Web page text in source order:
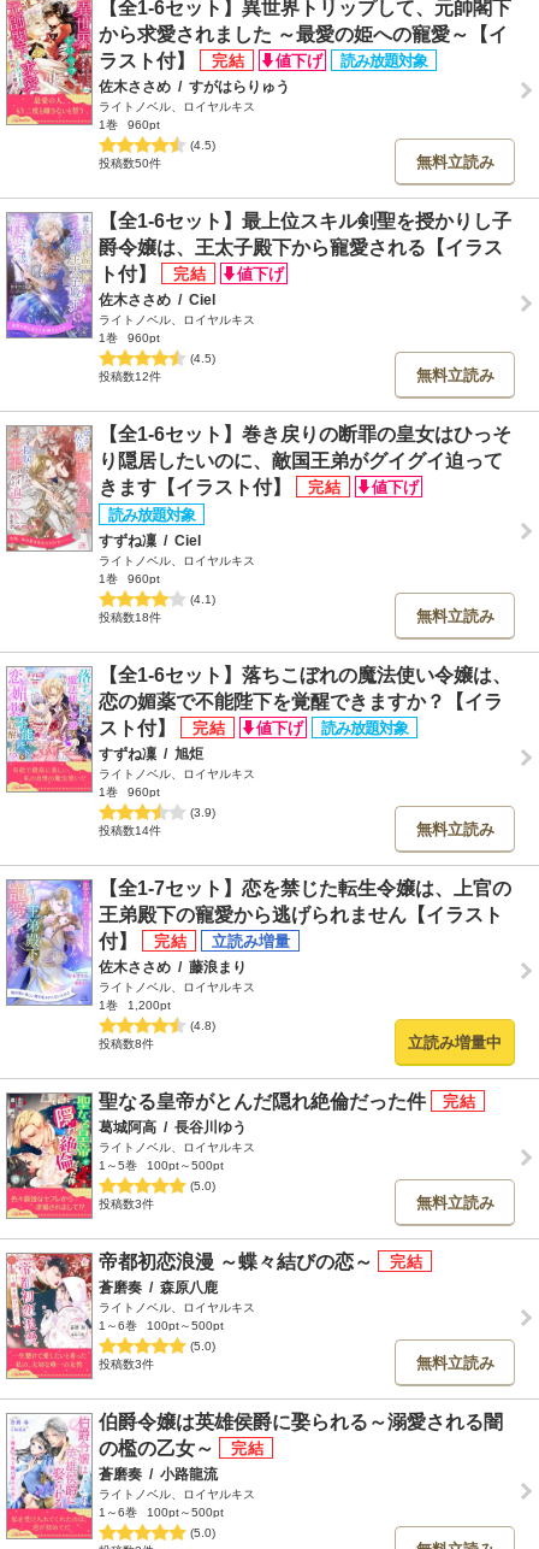
【全1-6セット】異世界トリップして、元帥閣下
から求愛されました ～最愛の姫への寵愛～【イ
ラスト付】
佐木ささめ / すがはらりゅう
ライトノベル、ロイヤルキス
1巻
960pt
(4.5)
投稿数50件
無料立読み
【全1-6セット】最上位スキル剣聖を授かりし子
爵令嬢は、王太子殿下から寵愛される【イラス
ト付】
佐木ささめ / Ciel
ライトノベル、ロイヤルキス
1巻
960pt
(4.5)
投稿数12件
無料立読み
【全1-6セット】巻き戻りの断罪の皇女はひっそ
り隠居したいのに、敵国王弟がグイグイ迫って
きます【イラスト付】
すずね凜 / Ciel
ライトノベル、ロイヤルキス
1巻
960pt
(4.1)
投稿数18件
無料立読み
【全1-6セット】落ちこぼれの魔法使い令嬢は、
恋の媚薬で不能陛下を覚醒できますか？【イラ
スト付】
すずね凜 / 旭炬
ライトノベル、ロイヤルキス
1巻
960pt
(3.9)
投稿数14件
無料立読み
【全1-7セット】恋を禁じた転生令嬢は、上官の
王弟殿下の寵愛から逃げられません【イラスト
付】
佐木ささめ / 藤浪まり
ライトノベル、ロイヤルキス
1巻
1,200pt
(4.8)
投稿数8件
立読み増量中
聖なる皇帝がとんだ隠れ絶倫だった件
葛城阿高 / 長谷川ゆう
ライトノベル、ロイヤルキス
1～5巻
100pt～500pt
(5.0)
投稿数3件
無料立読み
帝都初恋浪漫 ～蝶々結びの恋～
蒼磨奏 / 森原八鹿
ライトノベル、ロイヤルキス
1～6巻
100pt～500pt
(5.0)
投稿数3件
無料立読み
伯爵令嬢は英雄侯爵に娶られる～溺愛される闇
の檻の乙女～
蒼磨奏 / 小路龍流
ライトノベル、ロイヤルキス
1～6巻
100pt～500pt
(5.0)